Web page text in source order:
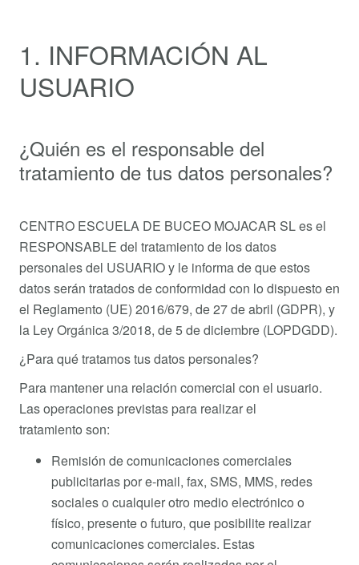
1. INFORMACIÓN AL
USUARIO
¿Quién es el responsable del
tratamiento de tus datos personales?
CENTRO ESCUELA DE BUCEO MOJACAR SL es el
RESPONSABLE del tratamiento de los datos
personales del USUARIO y le informa de que estos
datos serán tratados de conformidad con lo dispuesto en
el Reglamento (UE) 2016/679, de 27 de abril (GDPR), y
la Ley Orgánica 3/2018, de 5 de diciembre (LOPDGDD).
¿Para qué tratamos tus datos personales?
Para mantener una relación comercial con el usuario.
Las operaciones previstas para realizar el
tratamiento son:
Remisión de comunicaciones comerciales
publicitarias por e-mail, fax, SMS, MMS, redes
sociales o cualquier otro medio electrónico o
físico, presente o futuro, que posibilite realizar
comunicaciones comerciales. Estas